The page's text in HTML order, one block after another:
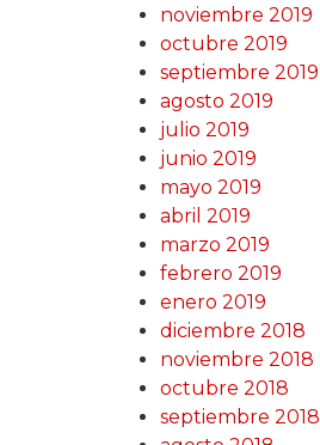
noviembre 2019
octubre 2019
septiembre 2019
agosto 2019
julio 2019
junio 2019
mayo 2019
abril 2019
marzo 2019
febrero 2019
enero 2019
diciembre 2018
noviembre 2018
octubre 2018
septiembre 2018